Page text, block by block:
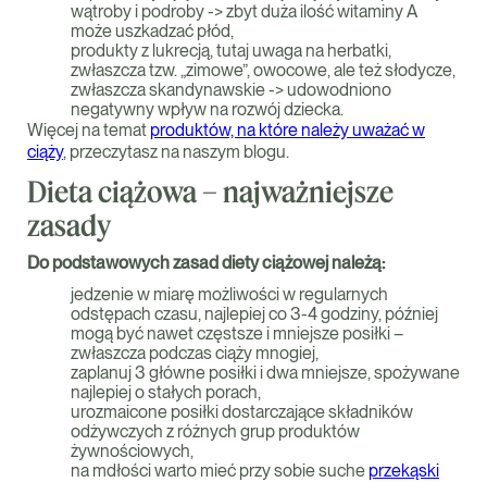
wątroby i podroby -> zbyt duża ilość witaminy A
może uszkadzać płód,
produkty z lukrecją, tutaj uwaga na herbatki,
zwłaszcza tzw. „zimowe”, owocowe, ale też słodycze,
zwłaszcza skandynawskie -> udowodniono
negatywny wpływ na rozwój dziecka.
Więcej na temat produktów, na które należy uważać w
ciąży, przeczytasz na naszym blogu.
Dieta ciążowa – najważniejsze
zasady
Do podstawowych zasad diety ciążowej należą:
jedzenie w miarę możliwości w regularnych
odstępach czasu, najlepiej co 3-4 godziny, później
mogą być nawet częstsze i mniejsze posiłki –
zwłaszcza podczas ciąży mnogiej,
zaplanuj 3 główne posiłki i dwa mniejsze, spożywane
najlepiej o stałych porach,
urozmaicone posiłki dostarczające składników
odżywczych z różnych grup produktów
żywnościowych,
na mdłości warto mieć przy sobie suche przekąski